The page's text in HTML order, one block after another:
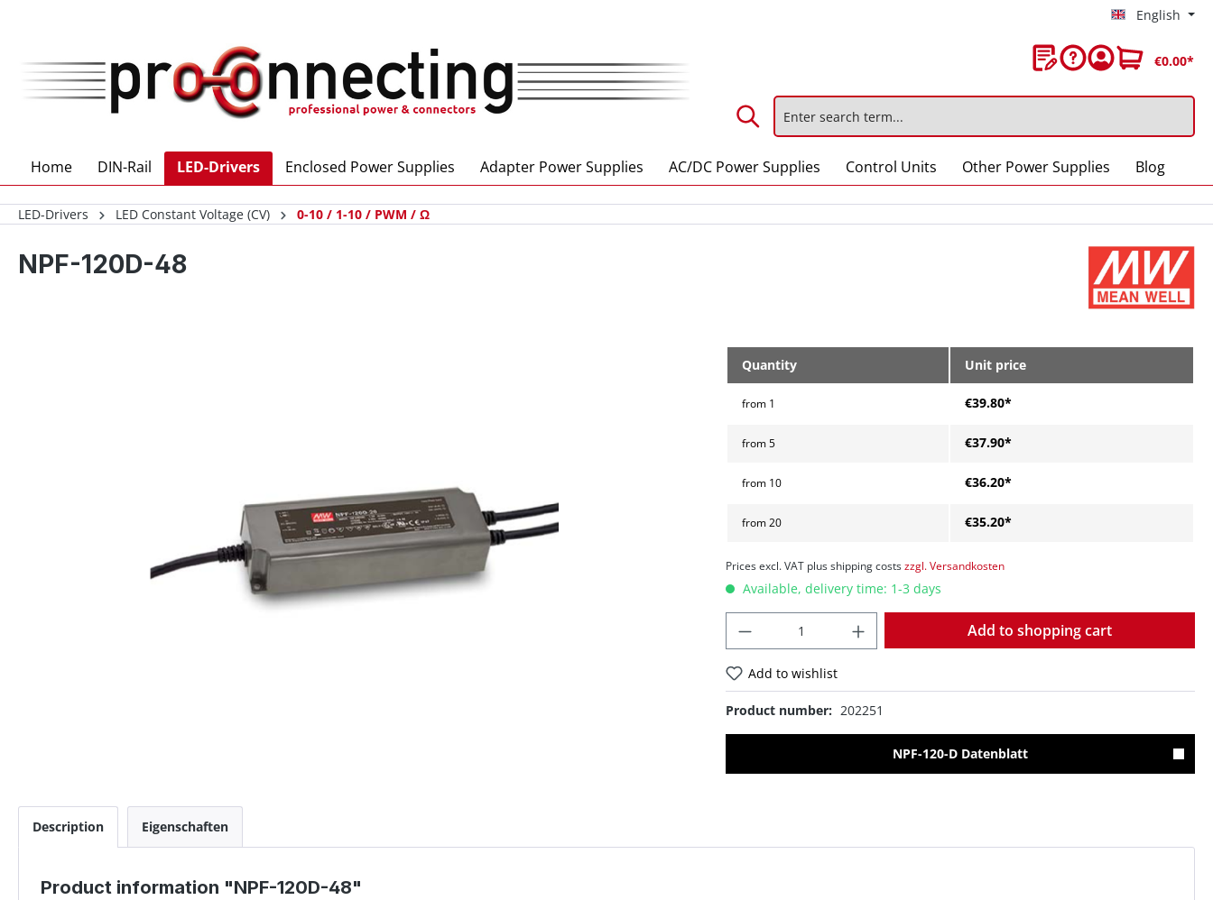
English
€0.00*
Home DIN-Rail LED-Drivers Enclosed Power Supplies Adapter Power Supplies AC/DC Power Supplies Control Units Other Power Supplies Blog
LED-Drivers LED Constant Voltage (CV) 0-10 / 1-10 / PWM / Ω
NPF-120D-48
Quantity Unit price
from 1 €39.80*
from5 €37.90*
from 10 €36.20*
from20 €35.20*
Prices excl. VAT plus shipping costszzgl. Versandkosten
Available, delivery time: 1-3 days
Add to shopping cart
Add to wishlist
Product number: 202251
NPF-120-D Datenblatt
Description Eigenschaften
Product information "NPF-120D-48"